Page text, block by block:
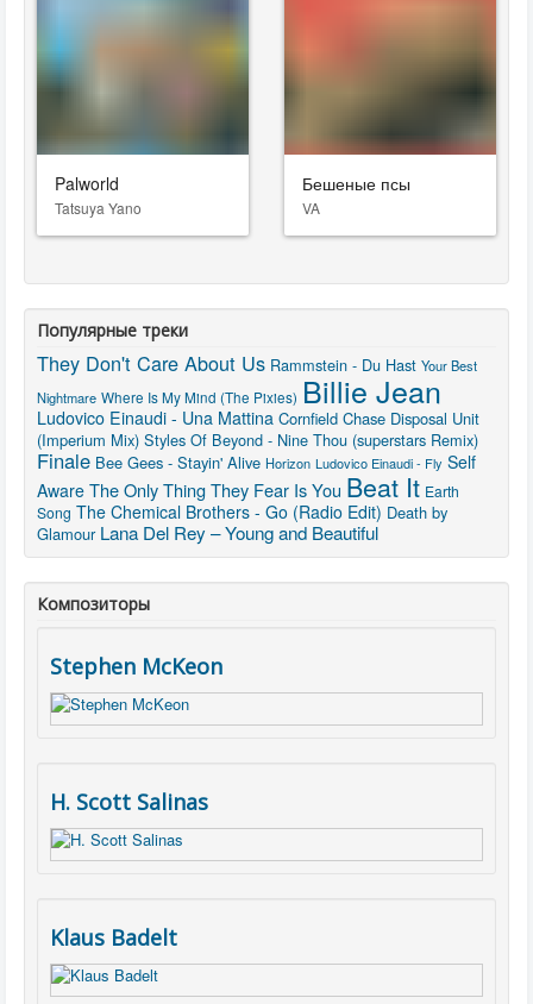
Palworld
Tatsuya Yano
Бешеные псы
VA
Популярные треки
They Don't Care About Us Rammstein - Du Hast Your Best
Nightmare Where Is My Mind (The Pixies) Billie Jean
Ludovico Einaudi - Una Mattina Cornfield Chase Disposal Unit
(Imperium Mix) Styles Of Beyond - Nine Thou (superstars Remix)
Finale Bee Gees - Stayin' Alive Horizon Ludovico Einaudi - Fly Self
Aware The Only Thing They Fear Is You Beat It Earth
Song The Chemical Brothers - Go (Radio Edit) Death by
Glamour Lana Del Rey – Young and Beautiful
Композиторы
Stephen McKeon
H. Scott Salinas
Klaus Badelt